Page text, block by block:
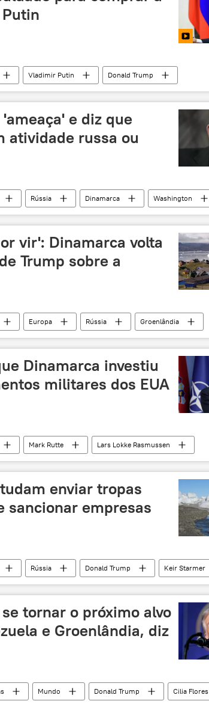
Vladimir Putin
Donald Trump
Conselho de Segurança da Rússia
Alasca
e diz que
atividade russa ou
Rússia Dinamarca
Washington
Anders Fogh Rasmussen
Lars Lokke Rasmussen
vir': Dinamarca volta
Trump sobre a
Europa Rússia
Groenlândia
do Atlântico Norte OTAN Casa Branca
Dinamarca investiu
militares dos EUA
Mark Rutte
Lars Lokke Rasmussen
Dinamarca Estados Unidos
OTAN
enviar tropas
sancionar empresas
Rússia Donald Trump
Keir Starmer
Estados Unidos OTAN Telegraph
tornar o próximo alvo
e Groenlândia, diz
Mundo Donald Trump
Cilia Flores